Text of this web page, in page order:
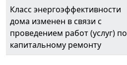
Класс энергоэффективности
дома изменен в связи с
проведением работ (услуг) по
капитальному ремонту